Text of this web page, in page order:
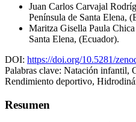
Juan Carlos Carvajal
Península de Santa Elena,
Maritza Gisella Paula Chica
Santa Elena, (Ecuador).
DOI: https://doi.org/10.5281/
Palabras clave: Natación infantil,
Rendimiento deportivo,
Resumen